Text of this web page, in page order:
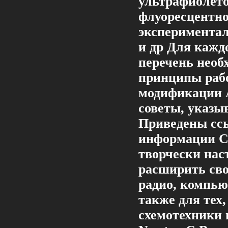
и др Для
перечень
принципы
модификации
советы,
Приведены
информации
творчески
расширить
радио,
также для